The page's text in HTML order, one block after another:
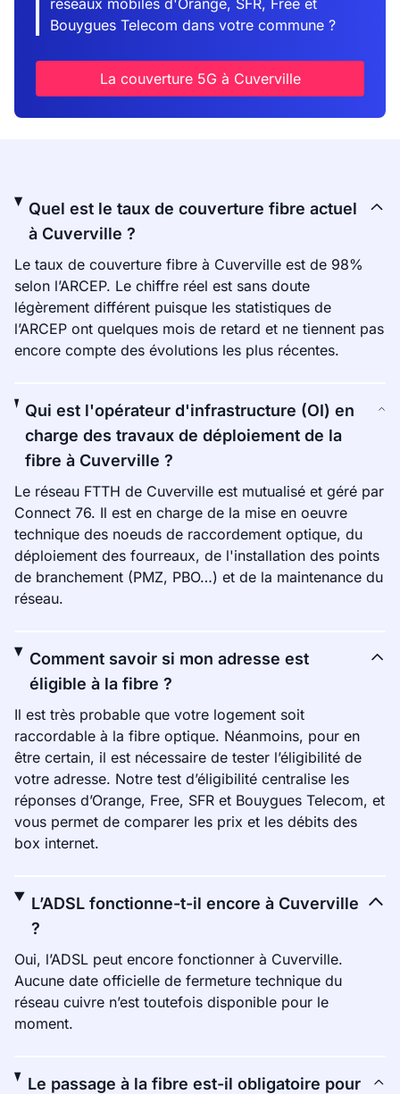
réseaux mobiles d'Orange, SFR, Free et
Bouygues Telecom dans votre commune ?
La couverture 5G à Cuverville
Quel est le taux de couverture fibre actuel
à Cuverville ?
Le taux de couverture fibre à Cuverville est de 98%
selon l’ARCEP. Le chiffre réel est sans doute
légèrement différent puisque les statistiques de
l’ARCEP ont quelques mois de retard et ne tiennent pas
encore compte des évolutions les plus récentes.
Qui est l'opérateur d'infrastructure (OI) en
charge des travaux de déploiement de la
fibre à Cuverville ?
Le réseau FTTH de Cuverville est mutualisé et géré par
Connect 76. Il est en charge de la mise en oeuvre
technique des noeuds de raccordement optique, du
déploiement des fourreaux, de l'installation des points
de branchement (PMZ, PBO…) et de la maintenance du
réseau.
Comment savoir si mon adresse est
éligible à la fibre ?
Il est très probable que votre logement soit
raccordable à la fibre optique. Néanmoins, pour en
être certain, il est nécessaire de tester l’éligibilité de
votre adresse. Notre test d’éligibilité centralise les
réponses d’Orange, Free, SFR et Bouygues Telecom, et
vous permet de comparer les prix et les débits des
box internet.
L’ADSL fonctionne-t-il encore à Cuverville
?
Oui, l’ADSL peut encore fonctionner à Cuverville.
Aucune date officielle de fermeture technique du
réseau cuivre n’est toutefois disponible pour le
moment.
Le passage à la fibre est-il obligatoire pour